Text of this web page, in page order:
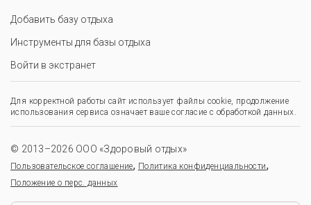
Добавить базу отдыха
Инструменты для базы отдыха
Войти в экстранет
Для корректной работы сайт использует файлы cookie, продолжение
использования сервиса означает ваше согласие с обработкой данных.
© 2013–2026 ООО «Здоровый отдых»
Пользовательское соглашение, Политика конфиденциальности,
Положение о перс. данных